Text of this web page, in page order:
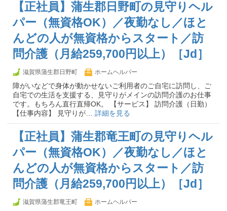
【正社員】蒲生郡日野町の見守りヘル
パー（無資格OK）／夜勤なし／ほと
んどの人が無資格からスタート／訪
問介護（月給259,700円以上）［Jd］
滋賀県蒲生郡日野町 ホームヘルパー
障がいなどで身体が動かせないご利用者のご自宅に訪問し、ご
自宅での生活を支援する、見守りがメインの訪問介護のお仕事
です。もちろん直行直帰OK。 【サービス】 訪問介護（日勤）
【仕事内容】 見守りが… 詳細を見る
【正社員】蒲生郡竜王町の見守りヘル
パー（無資格OK）／夜勤なし／ほと
んどの人が無資格からスタート／訪
問介護（月給259,700円以上）［Jd］
滋賀県蒲生郡竜王町 ホームヘルパー